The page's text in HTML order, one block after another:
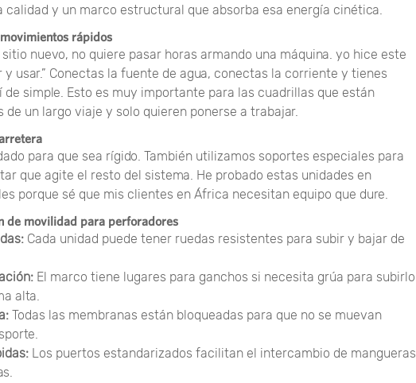
calidad y un marco estructural que absorba esa energía cinética.
rápidos
sitio nuevo, no quiere pasar horas armando una máquina. yo hice este
y usar.” Conectas la fuente de agua, conectas la corriente y tienes
de simple. Esto es muy importante para las cuadrillas que están
de un largo viaje y solo quieren ponerse a trabajar.
para que sea rígido. También utilizamos soportes especiales para
que agite el resto del sistema. He probado estas unidades en
porque sé que mis clientes en África necesitan equipo que dure.
de movilidad para perforadores
Cada unidad puede tener ruedas resistentes para subir y bajar de
El marco tiene lugares para ganchos si necesita grúa para subirlo
alta.
Todas las membranas están bloqueadas para que no se muevan
Los puertos estandarizados facilitan el intercambio de mangueras